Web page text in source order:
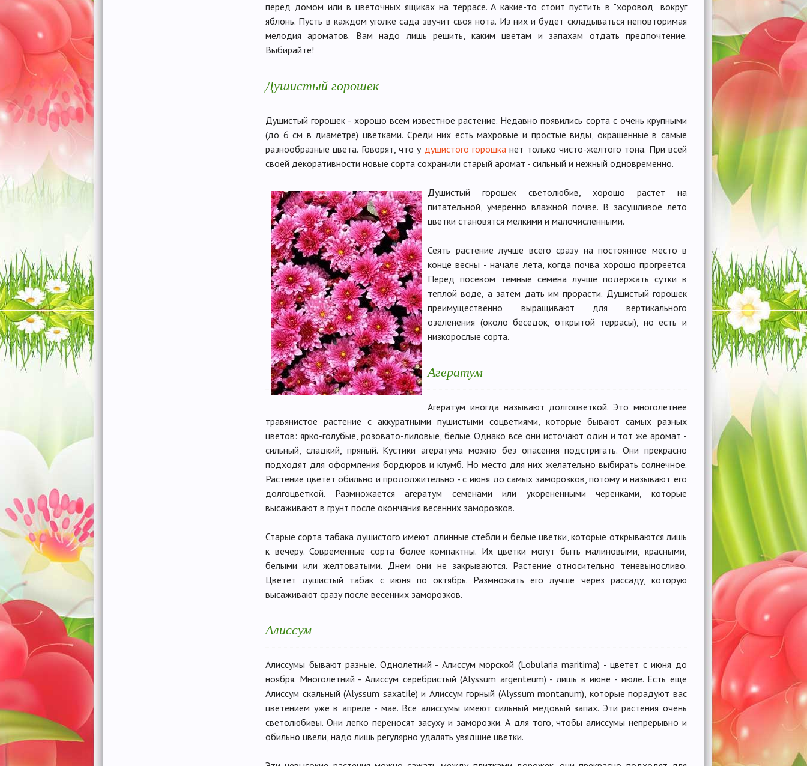
перед домом или в цветочных ящиках на террасе. А какие-то стоит пустить в "хоровод” вокруг
яблонь. Пусть в каждом уголке сада звучит своя нота. Из них и будет складываться неповторимая
мелодия ароматов. Вам надо лишь решить, каким цветам и запахам отдать предпочтение.
Выбирайте!
Душистый горошек
Душистый горошек - хорошо всем известное растение. Недавно появились сорта с очень крупными
(до 6 см в диаметре) цветками. Среди них есть махровые и простые виды, окрашенные в самые
разнообразные цвета. Говорят, что у душистого горошка нет только чисто-желтого тона. При всей
своей декоративности новые сорта сохранили старый аромат - сильный и нежный одновременно.
Душистый горошек светолюбив, хорошо растет на
питательной, умеренно влажной почве. В засушливое лето
цветки становятся мелкими и малочисленными.
Сеять растение лучше всего сразу на постоянное место в
конце весны - начале лета, когда почва хорошо прогреется.
Перед посевом темные семена лучше подержать сутки в
теплой воде, а затем дать им прорасти. Душистый горошек
преимущественно выращивают для вертикального
озеленения (около беседок, открытой террасы), но есть и
низкорослые сорта.
Агератум
Агератум иногда называют долгоцветкой. Это многолетнее
травянистое растение с аккуратными пушистыми соцветиями, которые бывают самых разных
цветов: ярко-голубые, розовато-лиловые, белые. Однако все они источают один и тот же аромат -
сильный, сладкий, пряный. Кустики агератума можно без опасения подстригать. Они прекрасно
подходят для оформления бордюров и клумб. Но место для них желательно выбирать солнечное.
Растение цветет обильно и продолжительно - с июня до самых заморозков, потому и называют его
долгоцветкой. Размножается агератум семенами или укорененными черенками, которые
высаживают в грунт после окончания весенних заморозков.
Старые сорта табака душистого имеют длинные стебли и белые цветки, которые открываются лишь
к вечеру. Современные сорта более компактны. Их цветки могут быть малиновыми, красными,
белыми или желтоватыми. Днем они не закрываются. Растение относительно теневыносливо.
Цветет душистый табак с июня по октябрь. Размножать его лучше через рассаду, которую
высаживают сразу после весенних заморозков.
Алиссум
Алиссумы бывают разные. Однолетний - Алиссум морской (Lobularia maritima) - цветет с июня до
ноября. Многолетний - Алиссум серебристый (Alyssum argenteum) - лишь в июне - июле. Есть еще
Алиссум скальный (Alyssum saxatile) и Алиссум горный (Alyssum montanum), которые порадуют вас
цветением уже в апреле - мае. Все алиссумы имеют сильный медовый запах. Эти растения очень
светолюбивы. Они легко переносят засуху и заморозки. А для того, чтобы алиссумы непрерывно и
обильно цвели, надо лишь регулярно удалять увядшие цветки.